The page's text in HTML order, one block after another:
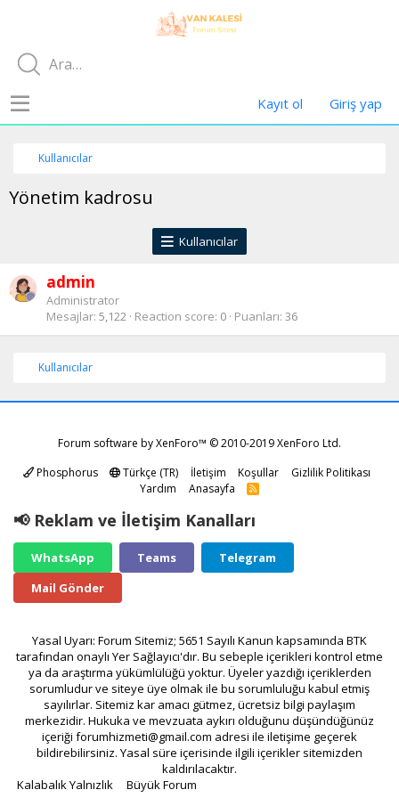
Kayıt ol Giriş yap
Kullanıcılar
Yönetim kadrosu
Kullanıcılar
admin
Administrator
Mesajlar 5,122 Reaction score 0 Puanları 36
Kullanıcılar
Forum software by XenForo™ © 2010-2019 XenForo Ltd.
Phosphorus
Türkçe (TR) İletişim Koşullar
Gizlilik Politikası
Yardım
Anasayfa
R
📢 Reklam ve İletişim Kanalları
WhatsApp Teams
Telegram
Mail Gönder
Yasal Uyarı: Forum Sitemiz; 5651 Sayılı Kanun kapsamında BTK
tarafından onaylı Yer Sağlayıcı'dır. Bu sebeple içerikleri kontrol etme
ya da araştırma yükümlülüğü yoktur. Üyeler yazdığı içeriklerden
sorumludur ve siteye üye olmak ile bu sorumluluğu kabul etmiş
sayılırlar. Sitemiz kar amacı gütmez, ücretsiz bilgi paylaşım
merkezidir. Hukuka ve mevzuata aykırı olduğunu düşündüğünüz
içeriği forumhizmeti@gmail.com adresi ile iletişime geçerek
bildirebilirsiniz. Yasal süre içerisinde ilgili içerikler sitemizden
kaldırılacaktır.
Kalabalık Yalnızlık
Büyük Forum